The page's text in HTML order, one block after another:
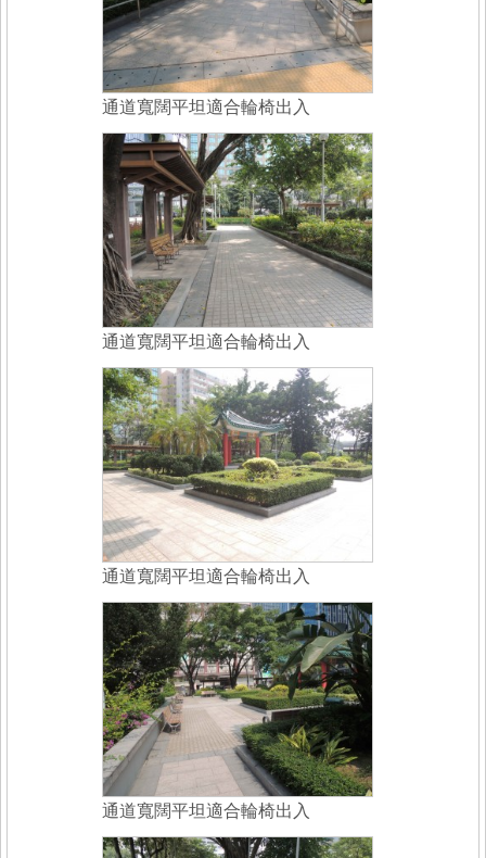
通道寬闊平坦適合輪椅出入
通道寬闊平坦適合輪椅出入
通道寬闊平坦適合輪椅出入
通道寬闊平坦適合輪椅出入